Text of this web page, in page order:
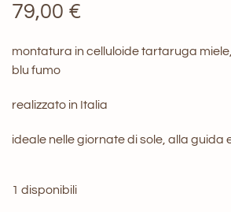
79,00 €
montatura in celluloide tartaruga
blu fumo
realizzato in Italia
ideale nelle giornate di sole, alla guida
1 disponibili